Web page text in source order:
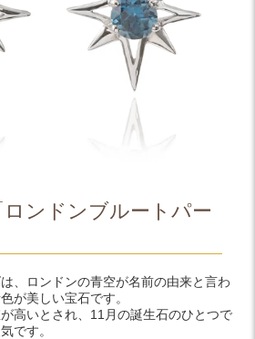
ンドンブルートパー
、ロンドンの青空が名前の由来と言わ
が美しい宝石です。
高いとされ、11月の誕生石のひとつで
です。